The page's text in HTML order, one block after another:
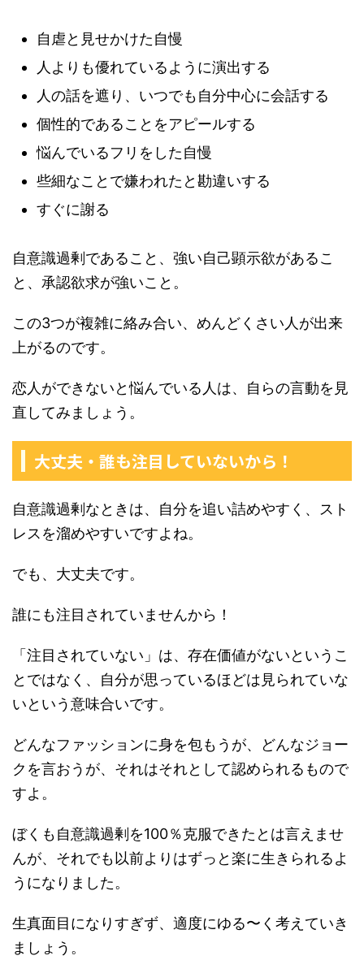
自虐と見せかけた自慢
人よりも優れているように演出する
人の話を遮り、いつでも自分中心に会話する
個性的であることをアピールする
悩んでいるフリをした自慢
些細なことで嫌われたと勘違いする
すぐに謝る
自意識過剰であること、強い自己顕示欲があるこ
と、承認欲求が強いこと。
この3つが複雑に絡み合い、めんどくさい人が出来
上がるのです。
恋人ができないと悩んでいる人は、自らの言動を見
直してみましょう。
大丈夫・誰も注目していないから！
自意識過剰なときは、自分を追い詰めやすく、スト
レスを溜めやすいですよね。
でも、大丈夫です。
誰にも注目されていませんから！
「注目されていない」は、存在価値がないというこ
とではなく、自分が思っているほどは見られていな
いという意味合いです。
どんなファッションに身を包もうが、どんなジョー
クを言おうが、それはそれとして認められるもので
すよ。
ぼくも自意識過剰を100％克服できたとは言えませ
んが、それでも以前よりはずっと楽に生きられるよ
うになりました。
生真面目になりすぎず、適度にゆる〜く考えていき
ましょう。